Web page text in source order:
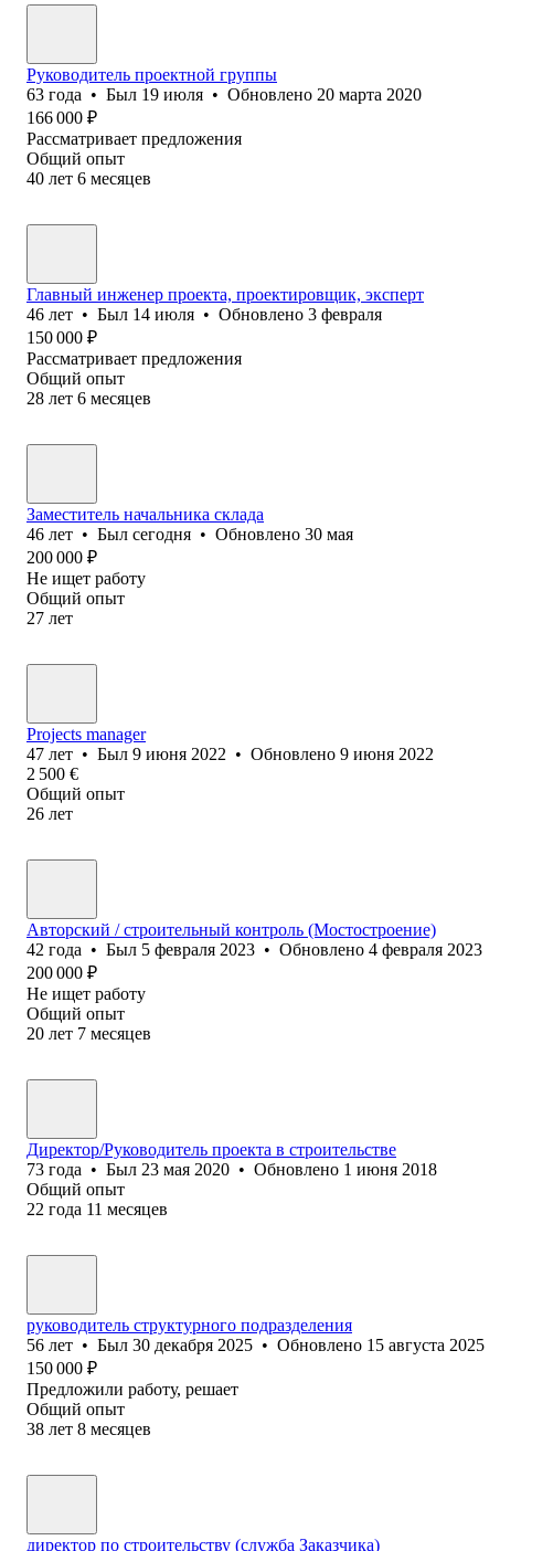
Руководитель проектной группы
63 года • Был 19 июля • Обновлено 20 марта 2020
166 000 ₽
Рассматривает предложения
Общий опыт
40 лет 6 месяцев
Главный инженер проекта, проектировщик, эксперт
46 лет • Был 14 июля • Обновлено 3 февраля
150 000 ₽
Рассматривает предложения
Общий опыт
28 лет 6 месяцев
Заместитель начальника склада
46 лет • Был сегодня • Обновлено 30 мая
200 000 ₽
Не ищет работу
Общий опыт
27 лет
Projects manager
47 лет • Был 9 июня 2022 • Обновлено 9 июня 2022
2 500 €
Общий опыт
26 лет
Авторский / строительный контроль (Мостостроение)
42 года • Был 5 февраля 2023 • Обновлено 4 февраля 2023
200 000 ₽
Не ищет работу
Общий опыт
20 лет 7 месяцев
Директор/Руководитель проекта в строительстве
73 года • Был 23 мая 2020 • Обновлено 1 июня 2018
Общий опыт
22 года 11 месяцев
руководитель структурного подразделения
56 лет • Был 30 декабря 2025 • Обновлено 15 августа 2025
150 000 ₽
Предложили работу, решает
Общий опыт
38 лет 8 месяцев
директор по строительству (служба Заказчика)